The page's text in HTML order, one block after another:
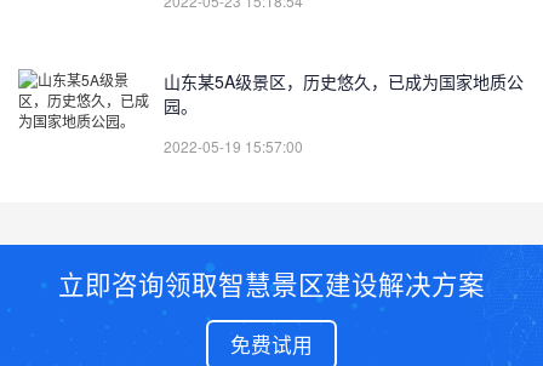
山东某5A级景区，历史悠久，已成为国家地质公
园。
2022-05-19 15:57:00
立即咨询领取智慧景区建设解决方案
免费试用